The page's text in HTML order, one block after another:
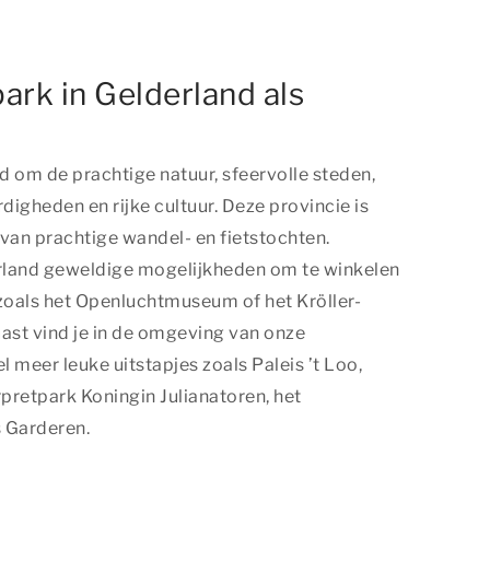
in Gelderland als
om de prachtige natuur, sfeervolle steden,
en rijke cultuur. Deze provincie is
prachtige wandel- en fietstochten.
geweldige mogelijkheden om te winkelen
het Openluchtmuseum of het Kröller-
vind je in de omgeving van onze
meer leuke uitstapjes zoals Paleis ’t Loo,
Koningin Julianatoren, het